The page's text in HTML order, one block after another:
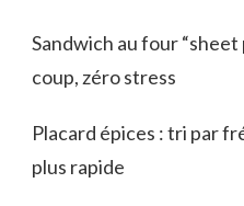
Sandwich au four “sheet
coup, zéro stress
Placard épices : tri par
plus rapide